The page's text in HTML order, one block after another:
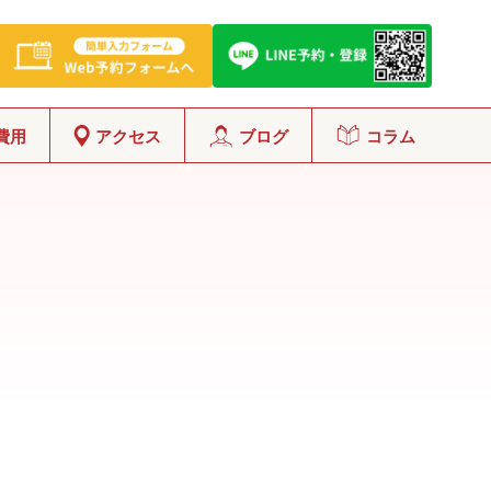
用 アクセス ブログ コラム